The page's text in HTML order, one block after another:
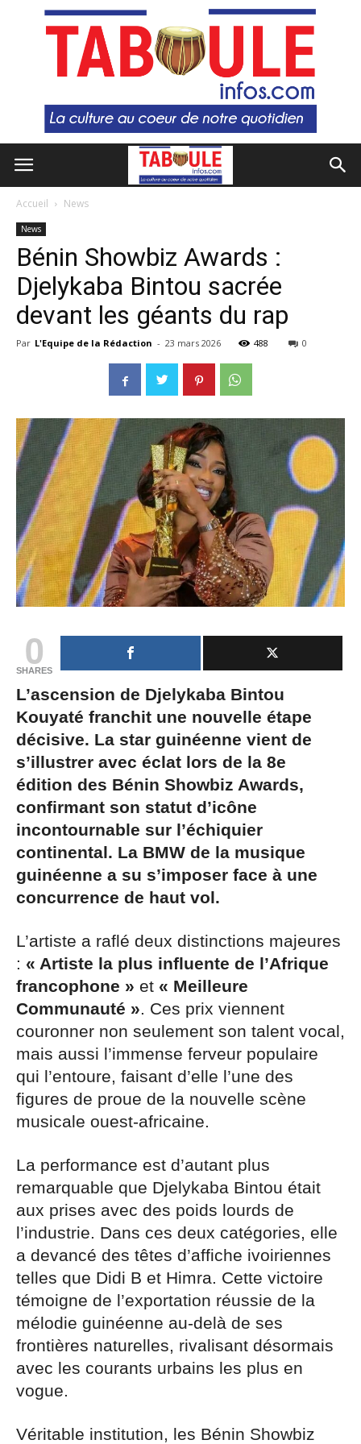
Accueil News
News
Bénin Showbiz Awards :
Djelykaba Bintou sacrée
devant les géants du rap
Par L'Equipe de la Rédaction - 23 mars 2026 488 0
0
SHARES
L’ascension de Djelykaba Bintou
Kouyaté franchit une nouvelle étape
décisive. La star guinéenne vient de
s’illustrer avec éclat lors de la 8e
édition des Bénin Showbiz Awards,
confirmant son statut d’icône
incontournable sur l’échiquier
continental. La BMW de la musique
guinéenne a su s’imposer face à une
concurrence de haut vol.
L’artiste a raflé deux distinctions majeures
: « Artiste la plus influente de l’Afrique
francophone » et « Meilleure
Communauté ». Ces prix viennent
couronner non seulement son talent vocal,
mais aussi l’immense ferveur populaire
qui l’entoure, faisant d’elle l’une des
figures de proue de la nouvelle scène
musicale ouest-africaine.
La performance est d’autant plus
remarquable que Djelykaba Bintou était
aux prises avec des poids lourds de
l’industrie. Dans ces deux catégories, elle
a devancé des têtes d’affiche ivoiriennes
telles que Didi B et Himra. Cette victoire
témoigne de l’exportation réussie de la
mélodie guinéenne au-delà de ses
frontières naturelles, rivalisant désormais
avec les courants urbains les plus en
vogue.
Véritable institution, les Bénin Showbiz